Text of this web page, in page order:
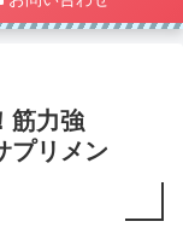
筋力強
プリメン